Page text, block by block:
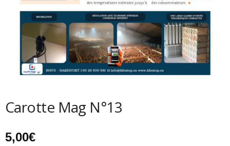
Carotte Mag N°13
5,00€